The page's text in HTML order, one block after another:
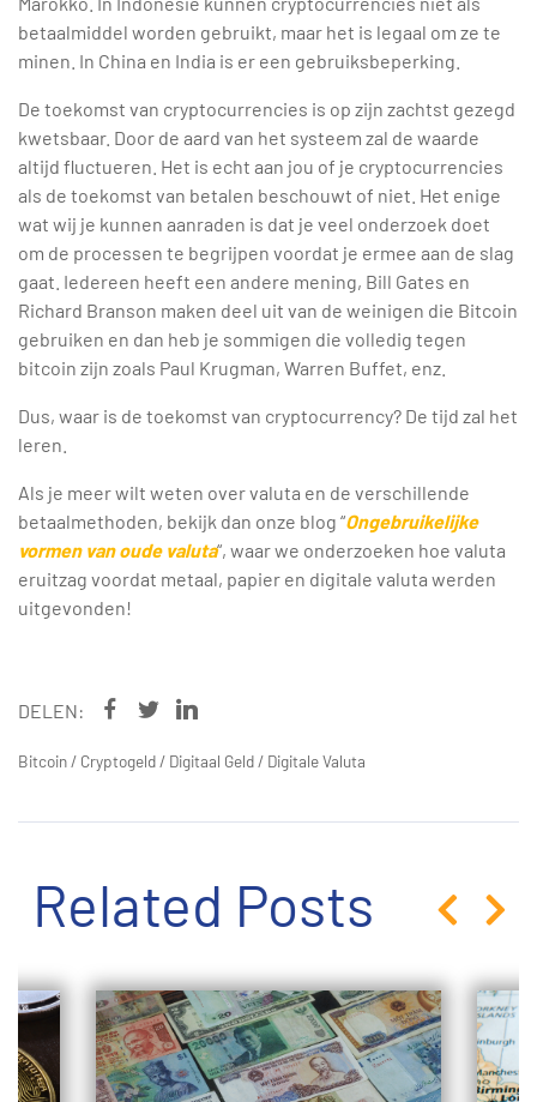
betaalmiddel worden gebruikt, maar het is legaal om ze te
minen. In China en India is er een gebruiksbeperking.
De toekomst van cryptocurrencies is op zijn zachtst gezegd
kwetsbaar. Door de aard van het systeem zal de waarde
altijd fluctueren. Het is echt aan jou of je cryptocurrencies
als de toekomst van betalen beschouwt of niet. Het enige
wat wij je kunnen aanraden is dat je veel onderzoek doet
om de processen te begrijpen voordat je ermee aan de slag
gaat. Iedereen heeft een andere mening, Bill Gates en
Richard Branson maken deel uit van de weinigen die Bitcoin
gebruiken en dan heb je sommigen die volledig tegen
bitcoin zijn zoals Paul Krugman, Warren Buffet, enz.
Dus, waar is de toekomst van cryptocurrency? De tijd zal het
leren.
Als je meer wilt weten over valuta en de verschillende
betaalmethoden, bekijk dan onze blog “Ongebruikelijke
vormen van oude valuta“, waar we onderzoeken hoe valuta
eruitzag voordat metaal, papier en digitale valuta werden
uitgevonden!
DELEN:
Bitcoin / Cryptogeld / Digitaal Geld / Digitale Valuta
Related Posts